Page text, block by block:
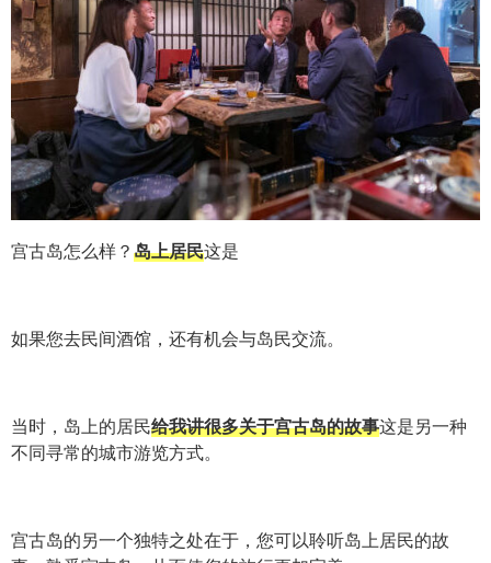
宫古岛怎么样？ 岛上居民这是
如果您去民间酒馆，还有机会与岛民交流。
当时，岛上的居民给我讲很多关于宫古岛的故事这是另一种
不同寻常的城市游览方式。
宫古岛的另一个独特之处在于，您可以聆听岛上居民的故